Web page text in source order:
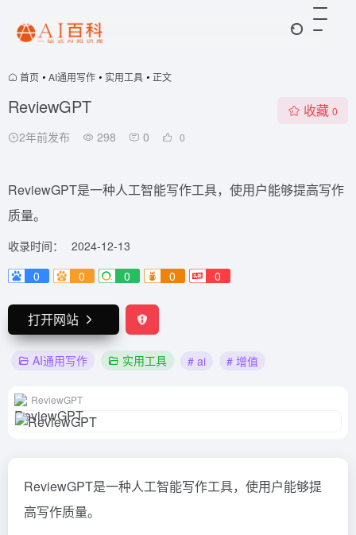
首页 • AI通用写作 • 实用工具 • 正文
ReviewGPT
2年前发布 298 0 0
收藏 0
ReviewGPT是一种人工智能写作工具，使用户能够提高写作
质量。
收录时间：
2024-12-13
0
0 0 0 0
打开网站
AI通用写作 实用工具 # ai # 增值
ReviewGPT
ReviewGPT是一种人工智能写作工具，使用户能够提
高写作质量。